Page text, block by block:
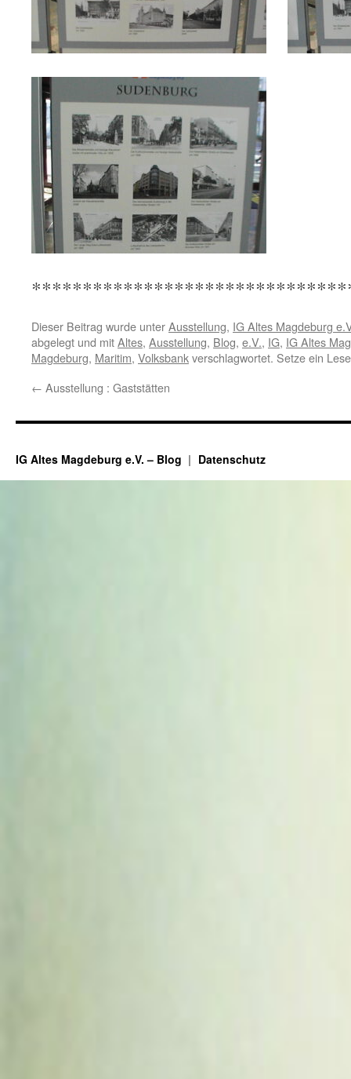
Dieser Beitrag wurde unterAusstellung, IG Altes Magdeburg
abgelegt und mitAltes, Ausstellung, Blog, e.V., IG, IG Altes
Magdeburg, Maritim, Volksbankverschlagwortet. Setze ein
← Ausstellung : Gaststätten
IG Altes Magdeburg e.V. – Blog Datenschutz